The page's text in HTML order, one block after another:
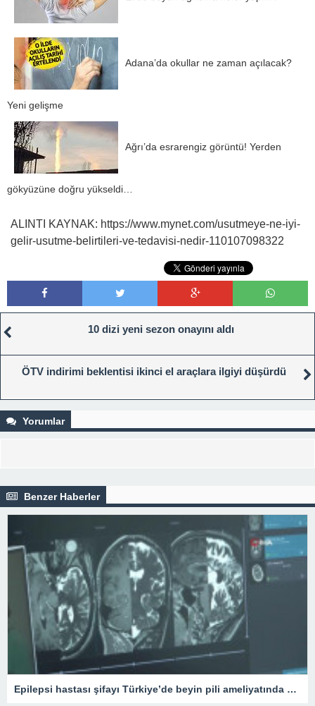
Adana’da okullar ne zaman açılacak?
Yeni gelişme
Ağrı’da esrarengiz görüntü! Yerden
gökyüzüne doğru yükseldi…
ALINTI KAYNAK: https://www.mynet.com/usutmeye-ne-iyi-
gelir-usutme-belirtileri-ve-tedavisi-nedir-110107098322
10 dizi yeni sezon onayını aldı
ÖTV indirimi beklentisi ikinci el araçlara ilgiyi düşürdü
Yorumlar
Benzer Haberler
Epilepsi hastası şifayı Türkiye’de beyin pili ameliyatında buldu